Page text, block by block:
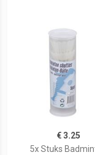
€ 3.25
5x Stuks